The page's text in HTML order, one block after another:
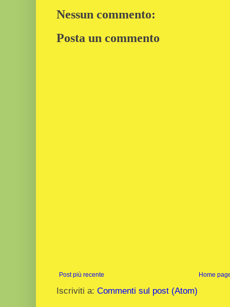
Nessun commento:
Posta un commento
Post più recente Home
Iscriviti a: Commenti sul post (Atom)